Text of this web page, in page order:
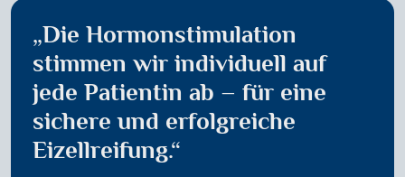
„Die Hormonstimulation
stimmen wir individuell auf
jede Patientin ab – für eine
sichere und erfolgreiche
Eizellreifung.“